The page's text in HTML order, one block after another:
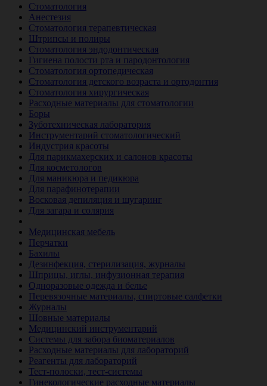
Стоматология
Анестезия
Стоматология терапевтическая
Штрипсы и полиры
Стоматология эндодонтическая
Гигиена полости рта и пародонтология
Стоматология ортопедическая
Стоматология детского возраста и ортодонтия
Стоматология хирургическая
Расходные материалы для стоматологии
Боры
Зуботехническая лаборатория
Инструментарий стоматологический
Индустрия красоты
Для парикмахерских и салонов красоты
Для косметологов
Для маникюра и педикюра
Для парафинотерапии
Восковая депиляция и шугаринг
Для загара и солярия
Медицинская мебель
Перчатки
Бахилы
Дезинфекция, стерилизация, журналы
Шприцы, иглы, инфузионная терапия
Одноразовые одежда и белье
Перевязочные материалы, спиртовые салфетки
Журналы
Шовные материалы
Медицинский инструментарий
Системы для забора биоматериалов
Расходные материалы для лабораторий
Реагенты для лабораторий
Тест-полоски, тест-системы
Гинекологические расходные материалы